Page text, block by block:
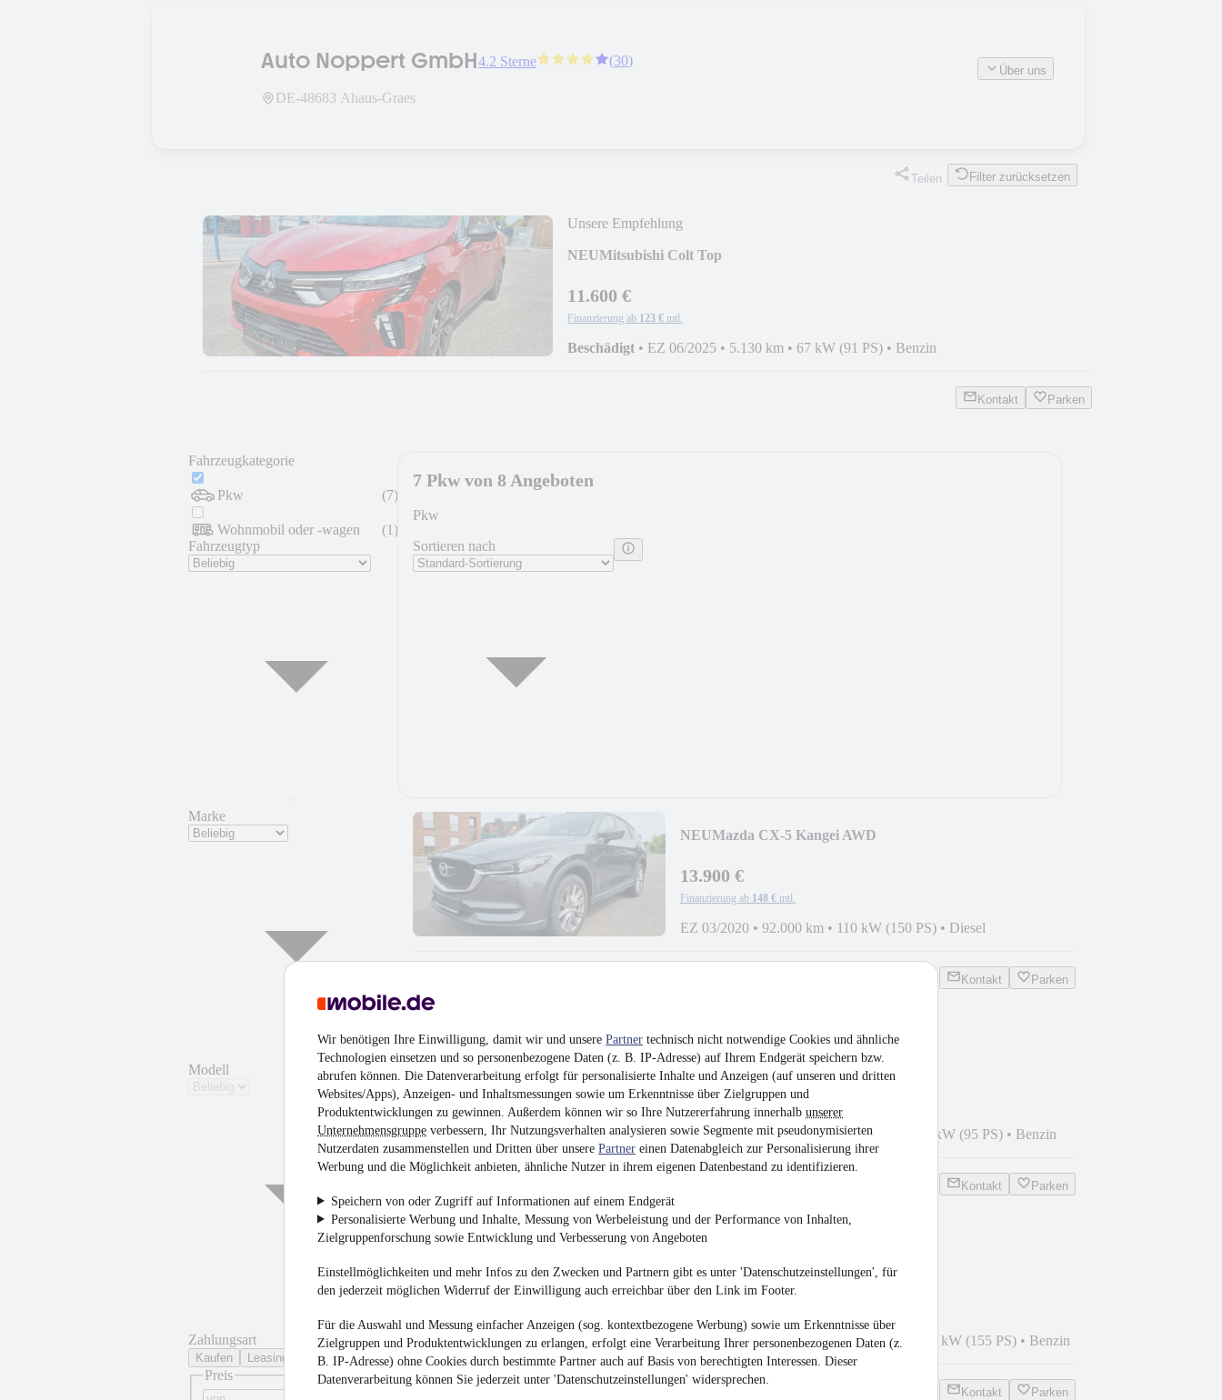
Wir benötigen Ihre Einwilligung, damit wir und unsere Partner technisch nicht notwendige Cookies und ähnliche
Technologien einsetzen und so personenbezogene Daten (z. B. IP-Adresse) auf Ihrem Endgerät speichern bzw.
abrufen können. Die Datenverarbeitung erfolgt für personalisierte Inhalte und Anzeigen (auf unseren und dritten
Websites/Apps), Anzeigen- und Inhaltsmessungen sowie um Erkenntnisse über Zielgruppen und
Produktentwicklungen zu gewinnen. Außerdem können wir so Ihre Nutzererfahrung innerhalb unserer
Unternehmensgruppe verbessern, Ihr Nutzungsverhalten analysieren sowie Segmente mit pseudonymisierten
Nutzerdaten zusammenstellen und Dritten über unsere Partner einen Datenabgleich zur Personalisierung ihrer
Werbung und die Möglichkeit anbieten, ähnliche Nutzer in ihrem eigenen Datenbestand zu identifizieren.
Speichern von oder Zugriff auf Informationen auf einem Endgerät
Personalisierte Werbung und Inhalte, Messung von Werbeleistung und der Performance von Inhalten,
Zielgruppenforschung sowie Entwicklung und Verbesserung von Angeboten
Einstellmöglichkeiten und mehr Infos zu den Zwecken und Partnern gibt es unter 'Datenschutzeinstellungen', für
den jederzeit möglichen Widerruf der Einwilligung auch erreichbar über den Link im Footer.
Für die Auswahl und Messung einfacher Anzeigen (sog. kontextbezogene Werbung) sowie um Erkenntnisse über
Zielgruppen und Produktentwicklungen zu erlangen, erfolgt eine Verarbeitung Ihrer personenbezogenen Daten (z.
B. IP-Adresse) ohne Cookies durch bestimmte Partner auch auf Basis von berechtigten Interessen. Dieser
Datenverarbeitung können Sie jederzeit unter 'Datenschutzeinstellungen' widersprechen.
Auto Noppert GmbH4.2 Sterne (30)
DE-48683 Ahaus-Graes
Über uns
Teilen Filter zurücksetzen
Unsere Empfehlung
NEUMitsubishi Colt Top
11.600 €
Finanzierung ab 123 € mtl.
Beschädigt • EZ 06/2025 • 5.130 km • 67 kW (91 PS) • Benzin
Kontakt Parken
Fahrzeugkategorie
Pkw (7)
Wohnmobil oder -wagen (1)
Fahrzeugtyp
Marke
Modell
Zahlungsart
Kaufen Leasing
Preis
7 Pkw von 8 Angeboten
Pkw
Sortieren nach
NEUMazda CX-5 Kangei AWD
13.900 €
Finanzierung ab 148 € mtl.
EZ 03/2020 • 92.000 km • 110 kW (150 PS) • Diesel
Kontakt Parken
Volkswagen Polo VI Life Navi
9.900 €¹
Finanzierung ab 105 €
Beschädigt•EZ 09/2023•37.894 km 70 kW (95 PS) • Benzin
Kontakt Parken
9.750 €
Beschädigt•EZ 08/2022•42.144 km 114 kW (155 PS) • Benzin
Kontakt Parken